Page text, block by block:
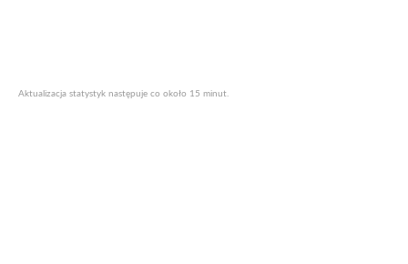
Aktualizacja statystyk następuje co około 15 minut.